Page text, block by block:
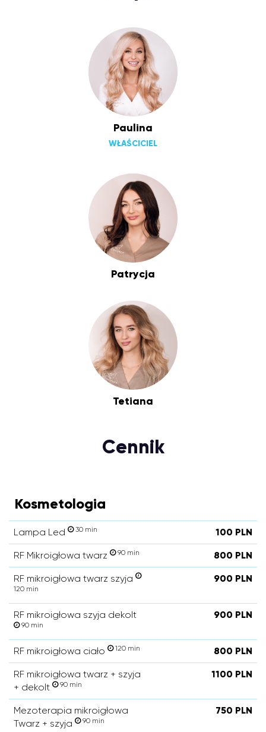
Paulina
WŁAŚCICIEL
Patrycja
Tetiana
Cennik
Kosmetologia
Lampa Led 30 min 100 PLN
RF Mikroigłowa twarz 90 min 800 PLN
RF mikroigłowa twarz szyja
120 min
900 PLN
RF mikroigłowa szyja dekolt
90 min
900 PLN
RF mikroigłowa ciało 120 min 800 PLN
RF mikroigłowa twarz + szyja
+ dekolt
90 min
1100 PLN
Mezoterapia mikroigłowa
Twarz + szyja
90 min
750 PLN